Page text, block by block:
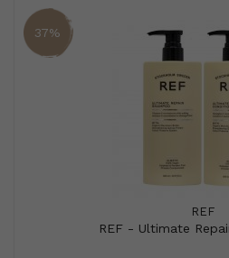
37%
REF
REF - Ultimate